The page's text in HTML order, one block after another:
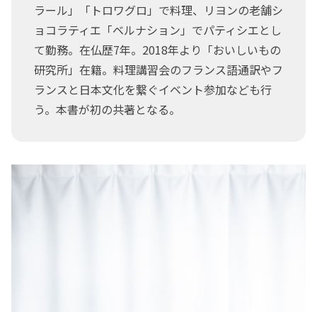
ラール」「トロワグロ」で料理、リヨンの老舗シ
ョコラティエ「ベルナション」でパティシエとし
て勤務。在仏歴7年。2018年より「おいしいもの
研究所」在籍。料理講習会のフランス語通訳やフ
ランスと日本文化を繋ぐイベント参加なども行
う。本書が初の共著となる。